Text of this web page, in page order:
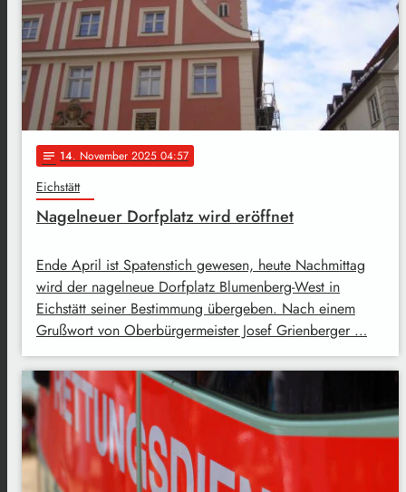
notes 14. November 2025 04:57
Eichstätt
Nagelneuer Dorfplatz wird eröffnet
Ende April ist Spatenstich gewesen, heute Nachmittag
wird der nagelneue Dorfplatz Blumenberg-West in
Eichstätt seiner Bestimmung übergeben. Nach einem
Grußwort von Oberbürgermeister Josef Grienberger …